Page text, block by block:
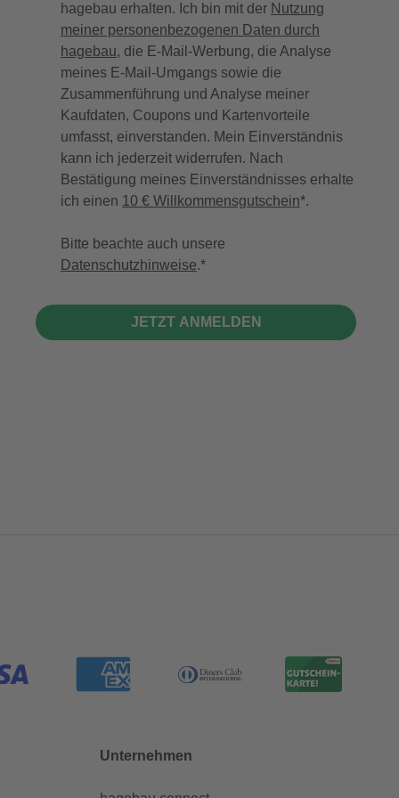
hagebau erhalten. Ich bin mit der Nutzung
meiner personenbezogenen Daten durch
hagebau, die E-Mail-Werbung, die Analyse
meines E-Mail-Umgangs sowie die
Zusammenführung und Analyse meiner
Kaufdaten, Coupons und Kartenvorteile
umfasst, einverstanden. Mein Einverständnis
kann ich jederzeit widerrufen. Nach
Bestätigung meines Einverständnisses erhalte
ich einen 10 € Willkommensgutschein*.
Bitte beachte auch unsere
Datenschutzhinweise.
JETZT ANMELDEN
Unternehmen